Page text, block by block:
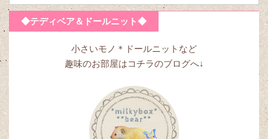
◆テディベア＆ドールニット◆
小さいモノ＊ドールニットなど
趣味のお部屋はコチラのブログへ↓